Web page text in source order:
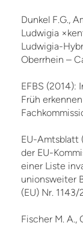
Dunkel F.G.,
Ludwigia
Ludwigia-
Oberrhein –
EFBS (2014):
Früh
EU-Amtsblatt
der EU-
einer Liste
unionsweiter
(EU) Nr. 1143/
Fischer M. A.,